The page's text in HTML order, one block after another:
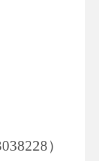
）